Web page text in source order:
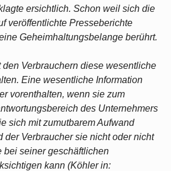
ersichtlich. Schon weil sich die
veröffentlichte Presseberichte
Geheimhaltungsbelange berührt.
Verbrauchern diese wesentliche
Eine wesentliche Information
vorenthalten, wenn sie zum
des Unternehmers
sich mit zumutbarem Aufwand
der Verbraucher sie nicht oder nicht
bei seiner geschäftlichen
kann (Köhler in: